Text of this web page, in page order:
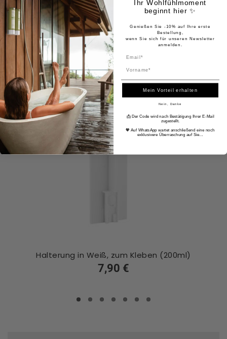
Halterung in Weiß, zum Kleben (200ml)
7,90 €
Ihr Wohlfühlmoment
beginnt hier ✨
Genießen Sie -10% auf Ihre erste
Bestellung,
wenn Sie sich für unseren Newsletter
anmelden.
Mein Vorteil erhalten
Nein, Danke
📩 Der Code wird nach Bestätigung Ihrer E-Mail
zugestellt.
💖 Auf WhatsApp wartet anschließend eine noch
exklusivere Überraschung auf Sie…